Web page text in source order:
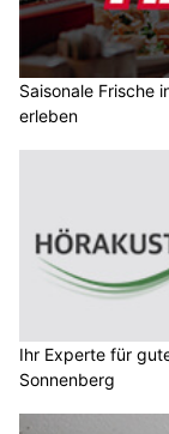
Saisonale Frische
erleben
Ihr Experte für
Sonnenberg